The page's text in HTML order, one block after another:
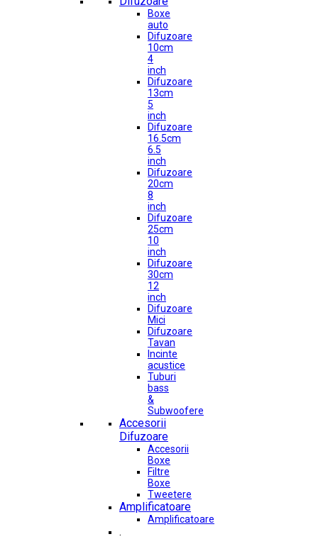
Boxe
auto
Difuzoare
10cm
4
inch
Difuzoare
13cm
5
inch
Difuzoare
16.5cm
6.5
inch
Difuzoare
20cm
8
inch
Difuzoare
25cm
10
inch
Difuzoare
30cm
12
inch
Difuzoare
Mici
Difuzoare
Tavan
Incinte
acustice
Tuburi
bass
&
Subwoofere
Accesorii
Difuzoare
Accesorii
Boxe
Filtre
Boxe
Tweetere
Amplificatoare
Amplificatoare
.